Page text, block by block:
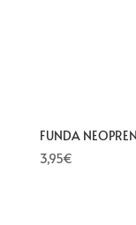
FUNDA
3,95€